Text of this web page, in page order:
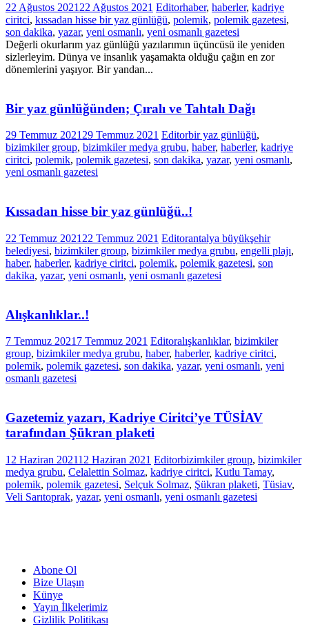
22 Ağustos 2021 22 Ağustos 2021 Editorhaber, haberler, kadriye
ciritci, kıssadan hisse bir yaz günlüğü, polemik, polemik gazetesi,
son dakika, yazar, yeni osmanlı, yeni osmanlı gazetesi
Değerli okurlarım yaz günlüğü yazılarımın üçüncüsü ile yeniden
sizlerleyim. Dünya ve insanlık yaşamakta olduğu çağın en zor
dönemlerini yaşıyor. Bir yandan...
Bir yaz günlüğünden; Çıralı ve Tahtalı Dağı
29 Temmuz 2021 29 Temmuz 2021 Editorbir yaz günlüğü,
bizimkiler group, bizimkiler medya grubu, haber, haberler, kadriye
ciritci, polemik, polemik gazetesi, son dakika, yazar, yeni osmanlı,
yeni osmanlı gazetesi
Kıssadan hisse bir yaz günlüğü..!
22 Temmuz 2021 22 Temmuz 2021 Editorantalya büyükşehir
belediyesi, bizimkiler group, bizimkiler medya grubu, engelli plajı,
haber, haberler, kadriye ciritci, polemik, polemik gazetesi, son
dakika, yazar, yeni osmanlı, yeni osmanlı gazetesi
Alışkanlıklar..!
7 Temmuz 2021 7 Temmuz 2021 Editoralışkanlıklar, bizimkiler
group, bizimkiler medya grubu, haber, haberler, kadriye ciritci,
polemik, polemik gazetesi, son dakika, yazar, yeni osmanlı, yeni
osmanlı gazetesi
Gazetemiz yazarı, Kadriye Ciritci’ye TÜSİAV
tarafından Şükran plaketi
12 Haziran 202112 Haziran 2021 Editorbizimkiler group, bizimkiler
medya grubu, Celalettin Solmaz, kadriye ciritci, Kutlu Tamay,
polemik, polemik gazetesi, Selçuk Solmaz, Şükran plaketi, Tüsiav,
Veli Sarıtoprak, yazar, yeni osmanlı, yeni osmanlı gazetesi
Abone Ol
Bize Ulaşın
Künye
Yayın İlkelerimiz
Gizlilik Politikası